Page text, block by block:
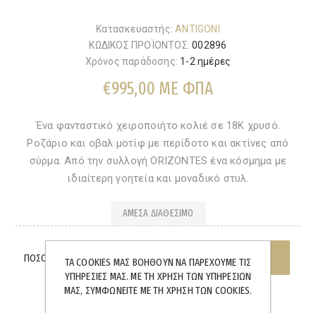
Κατασκευαστής: ANTIGONI
ΚΩΔΙΚΟΣ ΠΡΟΪΟΝΤΟΣ: 002896
Χρόνος παράδοσης: 1-2 ημέρες
€995,00 ΜΕ ΦΠΑ
Ένα φανταστικό χειροποιήτο κολιέ σε 18Κ χρυσό.
Pοζάριο και οβαλ μοτίφ με περίδοτο και ακτίνες από
σύρμα. Από την συλλογή ORIZONTES ένα κόσμημα με
ιδιαίτερη γοητεία και μοναδικό στυλ.
ΆΜΕΣΑ ΔΙΑΘΈΣΙΜΟ
ΠΟΣΌΤΗΤΑ:ΤΑ COOKIES ΜΑΣ ΒΟΗΘΟΎΝ ΝΑ ΠΑΡΈΧΟΥΜΕ ΤΙΣ
ΥΠΗΡΕΣΊΕΣ ΜΑΣ. ΜΕ ΤΗ ΧΡΉΣΗ ΤΩΝ ΥΠΗΡΕΣΙΏΝ
ΜΑΣ, ΣΥΜΦΩΝΕΊΤΕ ΜΕ ΤΗ ΧΡΉΣΗ ΤΩΝ COOKIES.